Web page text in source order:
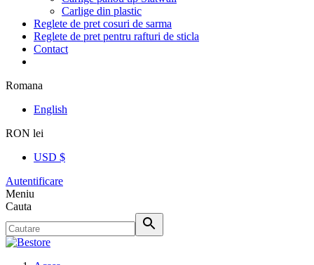
Carlige din plastic
Reglete de pret cosuri de sarma
Reglete de pret pentru rafturi de sticla
Contact
Romana
English
RON lei
USD $
Autentificare
Meniu
Cauta